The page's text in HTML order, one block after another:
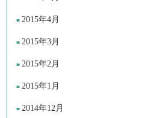
2015年4月
2015年3月
2015年2月
2015年1月
2014年12月